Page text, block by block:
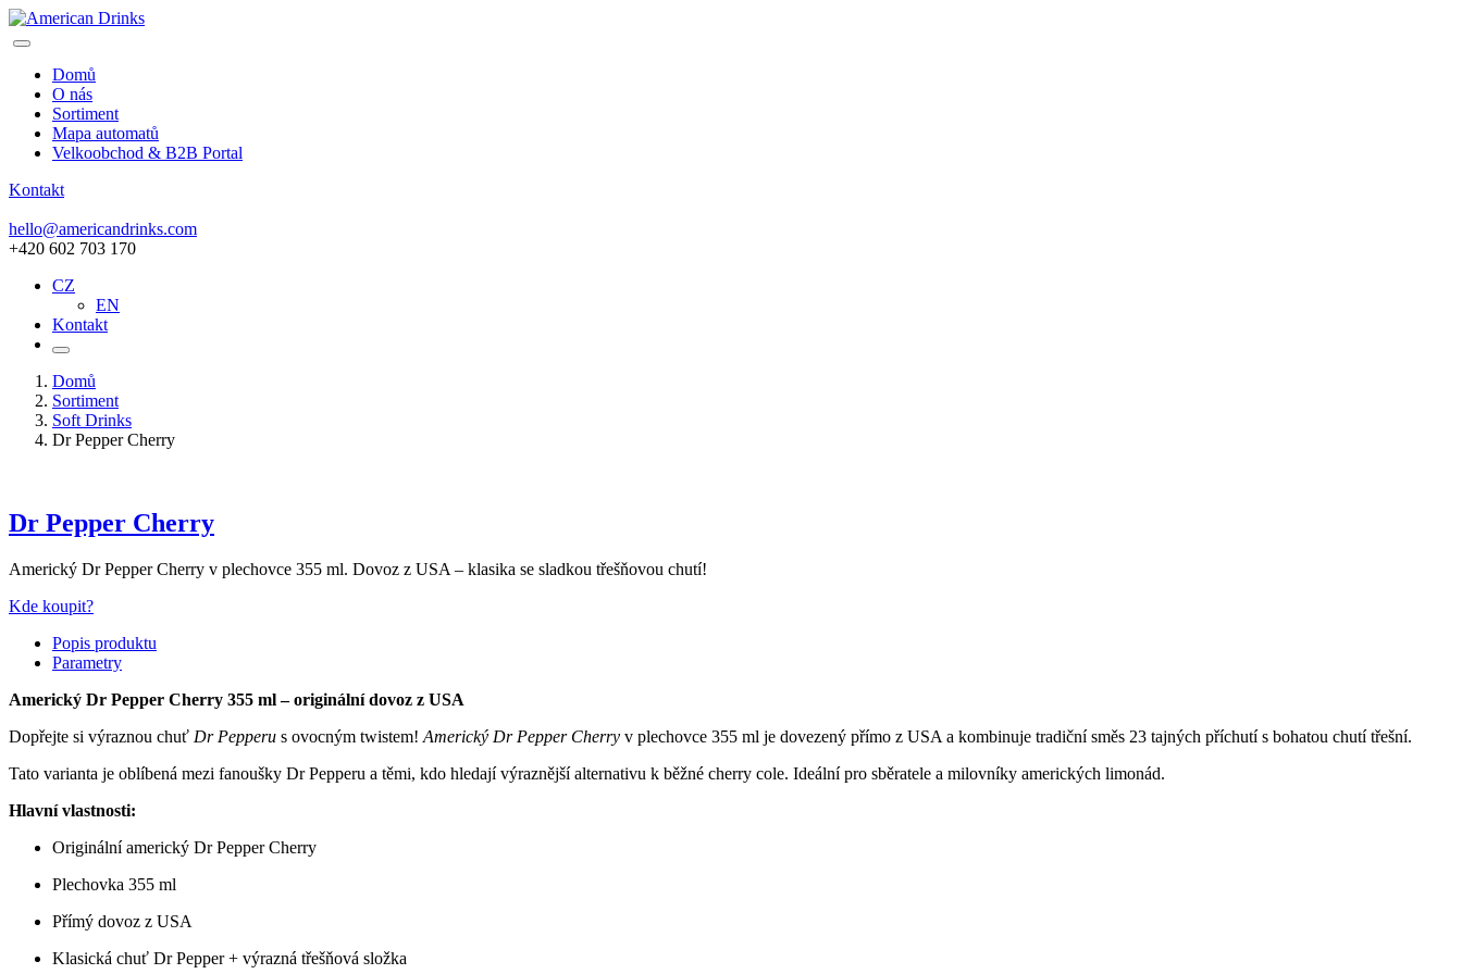
Domů
O nás
Sortiment
Mapa automatů
Velkoobchod & B2B Portal
Kontakt
hello@americandrinks.com
+420 602 703 170
CZ
EN
Kontakt
Domů
Sortiment
Soft Drinks
Dr Pepper Cherry
Dr Pepper Cherry
Americký Dr Pepper Cherry v plechovce 355 ml. Dovoz z USA – klasika se sladkou třešňovou chutí!
Kde koupit?
Popis produktu
Parametry
Americký Dr Pepper Cherry 355 ml – originální dovoz z USA
Dopřejte si výraznou chuť Dr Pepperu s ovocným twistem! Americký Dr Pepper Cherry v plechovce 355 ml je dovezený přímo z USA a kombinuje tradiční směs 23 tajných příchutí s bohatou chutí třešní.
Tato varianta je oblíbená mezi fanoušky Dr Pepperu a těmi, kdo hledají výraznější alternativu k běžné cherry cole. Ideální pro sběratele a milovníky amerických limonád.
Hlavní vlastnosti:
Originální americký Dr Pepper Cherry
Plechovka 355 ml
Přímý dovoz z USA
Klasická chuť Dr Pepper + výrazná třešňová složka